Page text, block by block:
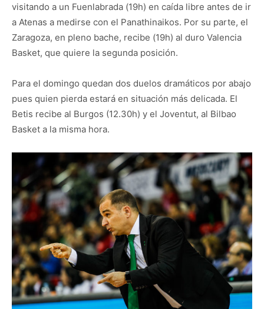
visitando a un Fuenlabrada (19h) en caída libre antes de ir
a Atenas a medirse con el Panathinaikos. Por su parte, el
Zaragoza, en pleno bache, recibe (19h) al duro Valencia
Basket, que quiere la segunda posición.
Para el domingo quedan dos duelos dramáticos por abajo
pues quien pierda estará en situación más delicada. El
Betis recibe al Burgos (12.30h) y el Joventut, al Bilbao
Basket a la misma hora.